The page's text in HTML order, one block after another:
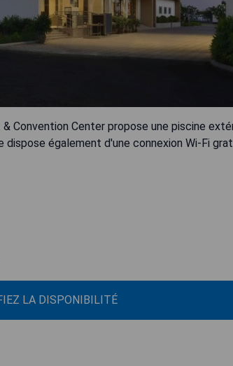
Convention Center propose une piscine
dispose également d'une connexion Wi-Fi
LA DISPONIBILITÉ